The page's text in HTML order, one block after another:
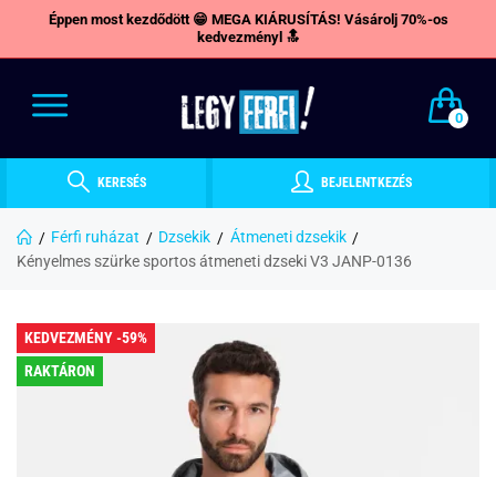
Éppen most kezdődött 😁 MEGA KIÁRUSÍTÁS! Vásárolj 70%-os
kedvezményl 🔝
0
KERESÉS BEJELENTKEZÉS
Férfi ruházat Dzsekik
Átmeneti dzsekik
Kényelmes szürke sportos átmeneti dzseki V3 JANP-0136
KEDVEZMÉNY -59%
RAKTÁRON